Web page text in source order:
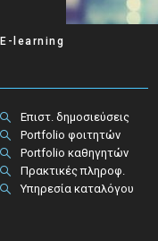
E-learning
Επιστ. δημοσιεύσεις
Portfolio φοιτητών
Portfolio καθηγητών
Πρακτικές πληροφ.​
Υπηρεσία καταλόγου